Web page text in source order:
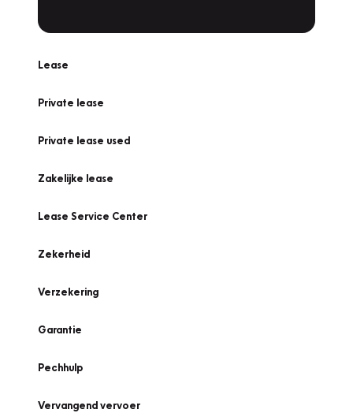
Lease
Private lease
Private lease used
Zakelijke lease
Lease Service Center
Zekerheid
Verzekering
Garantie
Pechhulp
Vervangend vervoer